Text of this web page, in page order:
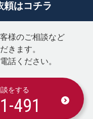
頼はコチラ
様のご相談など
きます。
話ください。
をする
491